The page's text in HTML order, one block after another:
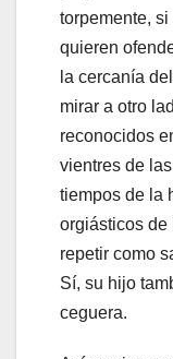
torpemente,
quieren
la cercanía
mirar a otro
reconocidos
vientres de
tiempos de la
orgiásticos de
repetir como
Sí, su hijo
ceguera.